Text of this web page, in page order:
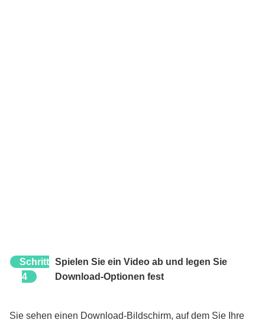
Schritt
4
Spielen Sie ein Video ab und legen Sie
Download-Optionen fest
Sie sehen einen Download-Bildschirm, auf dem Sie Ihre